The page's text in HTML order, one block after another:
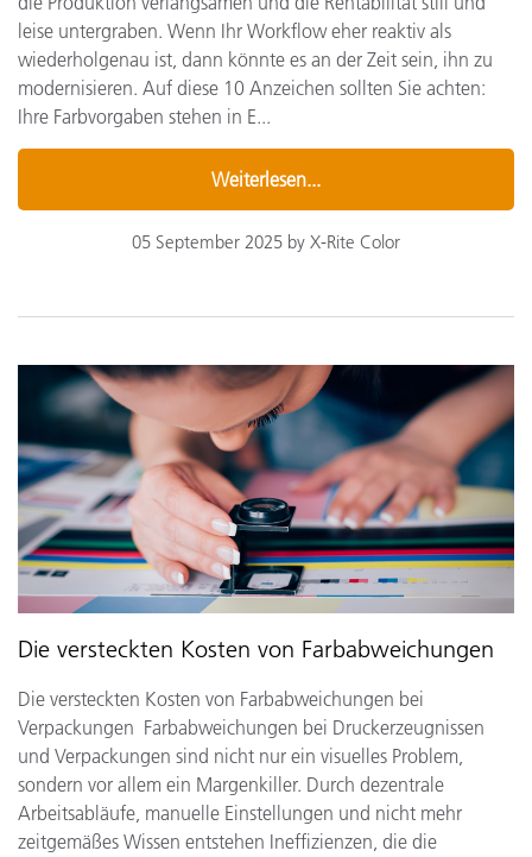
leise untergraben. Wenn Ihr Workflow eher reaktiv als
wiederholgenau ist, dann könnte es an der Zeit sein, ihn zu
modernisieren. Auf diese 10 Anzeichen sollten Sie achten:
Ihre Farbvorgaben stehen in E...
Weiterlesen...
05 September 2025 by X-Rite Color
Die versteckten Kosten von Farbabweichungen
Die versteckten Kosten von Farbabweichungen bei
Verpackungen Farbabweichungen bei Druckerzeugnissen
und Verpackungen sind nicht nur ein visuelles Problem,
sondern vor allem ein Margenkiller. Durch dezentrale
Arbeitsabläufe, manuelle Einstellungen und nicht mehr
zeitgemäßes Wissen entstehen Ineffizienzen, die die